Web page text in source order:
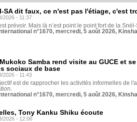
SA dit faux, ce n'est pas l'étiage, c'est
2026 - 11:37
prévoir. Mais là n’est point le point fort de la
n°1670, mercredi, 5 août 2026,
Samba rend visite au GUCE et
sociaux de base
2026 - 11:43
est de rapprocher les activités informelles de
n°1670, mercredi, 5 août 2026,
Tony Kanku Shiku écoute
2026 - 12:06